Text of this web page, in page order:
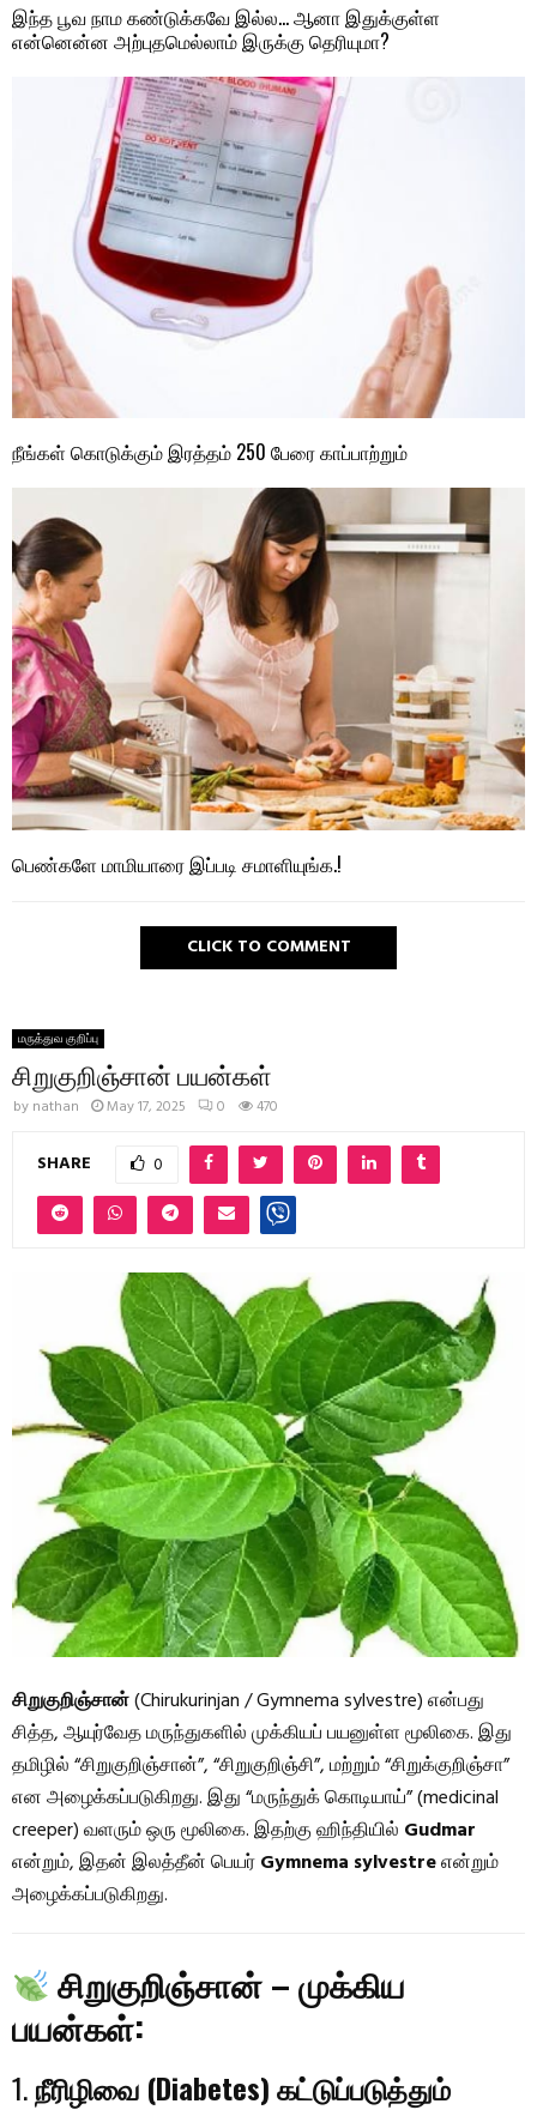
இந்த பூவ நாம கண்டுக்கவே இல்ல… ஆனா இதுக்குள்ள
என்னென்ன அற்புதமெல்லாம் இருக்கு தெரியுமா?
நீங்கள் கொடுக்கும் இரத்தம் 250 பேரை காப்பாற்றும்
பெண்களே மாமியாரை இப்படி சமாளியுங்க.!
CLICK TO COMMENT
மருத்துவ குறிப்பு
சிறுகுறிஞ்சான் பயன்கள்
by nathan May 17, 2025 0 470
SHARE 0
சிறுகுறிஞ்சான்(Chirukurinjan / Gymnema sylvestre) என்பது
சித்த, ஆயுர்வேத மருந்துகளில் முக்கியப் பயனுள்ள மூலிகை. இது
தமிழில் “சிறுகுறிஞ்சான்”, “சிறுகுறிஞ்சி”, மற்றும் “சிறுக்குறிஞ்சா”
என அழைக்கப்படுகிறது. இது “மருந்துக் கொடியாய்” (medicinal
creeper) வளரும் ஒரு மூலிகை. இதற்கு ஹிந்தியில் Gudmar
என்றும், இதன் இலத்தீன் பெயர்Gymnema sylvestreஎன்றும்
அழைக்கப்படுகிறது.
சிறுகுறிஞ்சான் – முக்கிய
பயன்கள்:
1.நீரிழிவை (Diabetes) கட்டுப்படுத்தும்